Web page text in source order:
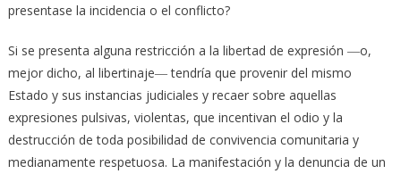
presentase la incidencia o el conflicto?
Si se presenta alguna restricción a la libertad de expresión ―o,
mejor dicho, al libertinaje― tendría que provenir del mismo
Estado y sus instancias judiciales y recaer sobre aquellas
expresiones pulsivas, violentas, que incentivan el odio y la
destrucción de toda posibilidad de convivencia comunitaria y
medianamente respetuosa. La manifestación y la denuncia de un